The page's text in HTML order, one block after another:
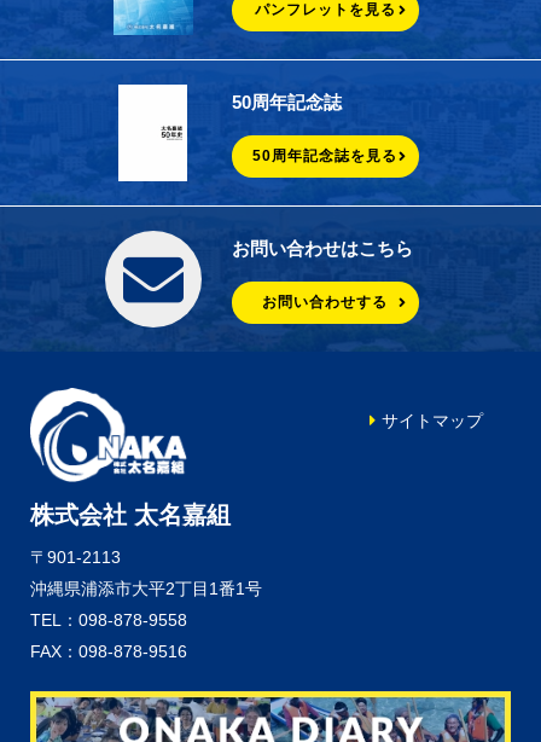
パンフレットを見る
50周年記念誌
50周年記念誌を見る
お問い合わせはこちら
お問い合わせする
株式会社 太名嘉組
〒901-2113
沖縄県浦添市大平2丁目1番1号
TEL：098-878-9558
FAX：098-878-9516
サイトマップ